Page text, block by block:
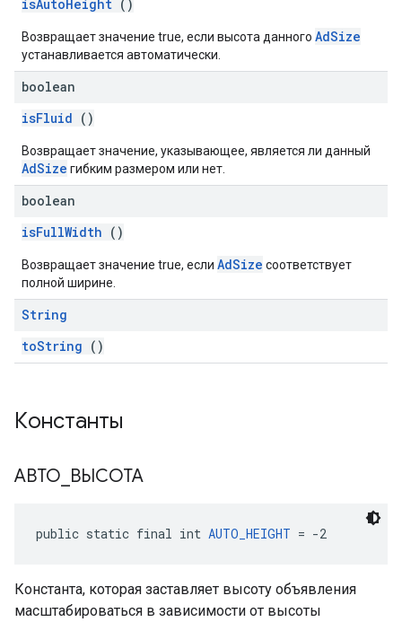
isAutoHeight ()
Возвращает значение true, если высота данного AdSize
устанавливается автоматически.
boolean
isFluid ()
Возвращает значение, указывающее, является ли данный
AdSize гибким размером или нет.
boolean
isFullWidth ()
Возвращает значение true, если AdSize соответствует
полной ширине.
String
toString ()
Константы
АВТО ВЫСОТА
public static final int AUTO_HEIGHT = -2
Константа, которая заставляет высоту объявления
масштабироваться в зависимости от высоты